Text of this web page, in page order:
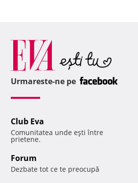
Urmareste-ne pe
Club Eva
Comunitatea unde eşti între
prietene.
Forum
Dezbate tot ce te preocupă